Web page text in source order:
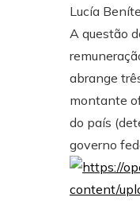
Lucía
A questão
abrange
montante
do país
governo